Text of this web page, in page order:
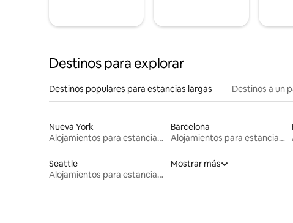
Destinos para explorar
Destinos populares para estancias largas Destinos a un
Nueva York
Alojamientos para estancias largas
Barcelona
Alojamientos para estancias largas
Seattle
Alojamientos para estancias largas
Mostrar más